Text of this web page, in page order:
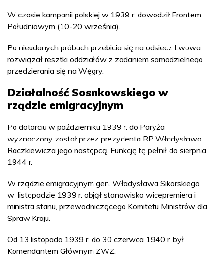
W czasie kampanii polskiej w 1939 r. dowodził Frontem
Południowym (10-20 września).
Po nieudanych próbach przebicia się na odsiecz Lwowa
rozwiązał resztki oddziałów z zadaniem samodzielnego
przedzierania się na Węgry.
Działalność Sosnkowskiego w
rządzie emigracyjnym
Po dotarciu w październiku 1939 r. do Paryża
wyznaczony został przez prezydenta RP Władysława
Raczkiewicza jego następcą. Funkcję tę pełnił do sierpnia
1944 r.
W rządzie emigracyjnym gen. Władysława Sikorskiego
w listopadzie 1939 r. objął stanowisko wicepremiera i
ministra stanu, przewodniczącego Komitetu Ministrów dla
Spraw Kraju.
Od 13 listopada 1939 r. do 30 czerwca 1940 r. był
Komendantem Głównym ZWZ.